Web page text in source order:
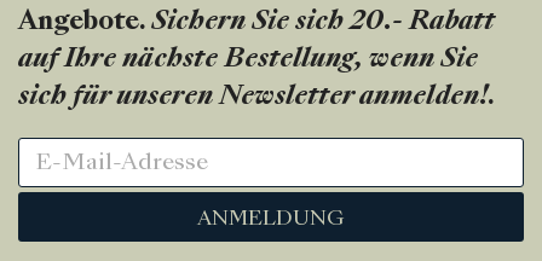
Angebote. Sichern Sie sich 20.- Rabatt
auf Ihre nächste Bestellung, wenn Sie
sich für unseren Newsletter anmelden!.
ANMELDUNG